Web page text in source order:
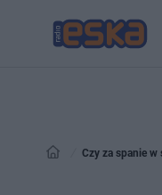
Czy za spanie